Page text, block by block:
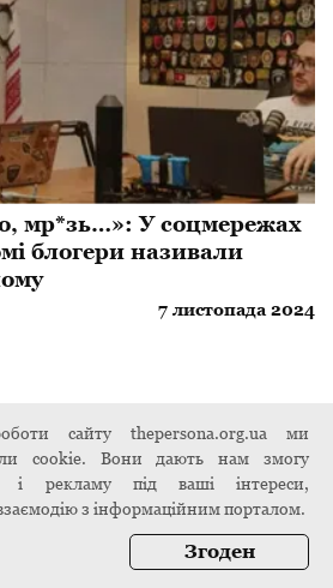
мр*зь…»: У соцмережах
блогери називали
7 листопада 2024
сайту thepersona.org.ua ми
cookie. Вони дають нам змогу
і рекламу під ваші інтереси,
з інформаційним порталом.
Згоден